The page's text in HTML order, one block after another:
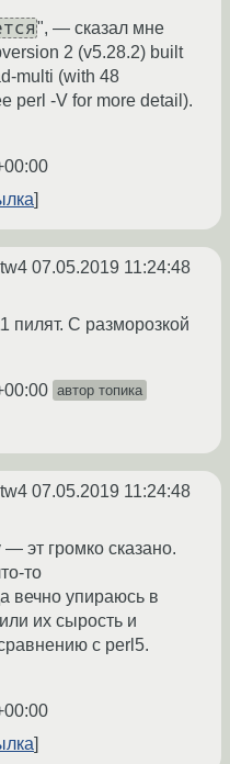
", — сказал мне
2 (v5.28.2) built
multi (with 48
perl -V for more detail).
07.05.2019 11:24:48
пилят. С разморозкой
автор топика
07.05.2019 11:24:48
эт громко сказано.
то
вечно упираюсь в
их сырость и
с perl5.